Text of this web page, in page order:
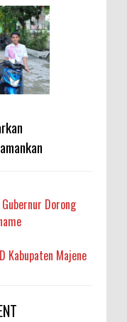
Dorong
Kabupaten Majene